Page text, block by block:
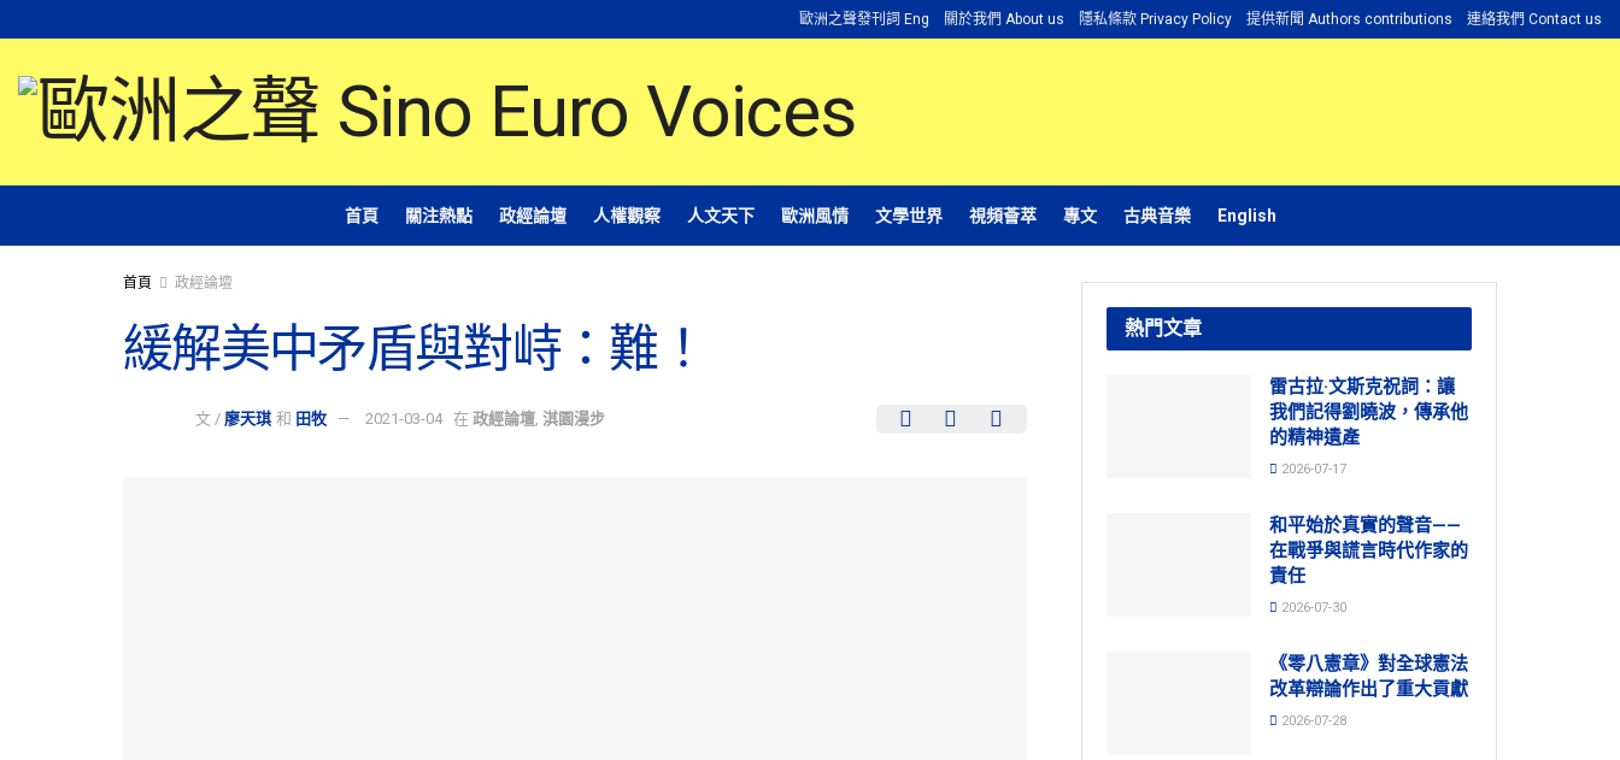
歐洲之聲發刊詞 Eng 關於我們 About us 隱私條款 Privacy Policy 提供新聞 Authors contributions 連絡我們 Contact us
首頁 關注熱點 政經論壇 人權觀察 人文天下 歐洲風情 文學世界 視頻薈萃 專文 古典音樂 English
首頁 政經論壇
緩解美中矛盾與對峙：難！
文 / 廖天琪 和 田牧 2021-03-04 在 政經論壇, 淇園漫步
熱門文章
雷古拉·文斯克祝詞：讓
我們記得劉曉波，傳承他
的精神遺產
2026-07-17
和平始於真實的聲音——
在戰爭與謊言時代作家的
責任
2026-07-30
《零八憲章》對全球憲法
改革辯論作出了重大貢獻
2026-07-28